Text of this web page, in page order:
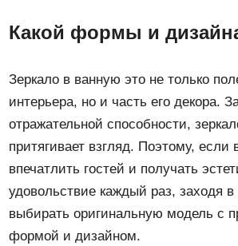
Какой формы и
Зеркало в ванную это не только
интерьера, но и часть его декора.
отражательной способности,
притягивает взгляд. Поэтому, если
впечатлить гостей и получать
удовольствие каждый раз, заходя
выбирать оригинальную модель с
формой и дизайном.